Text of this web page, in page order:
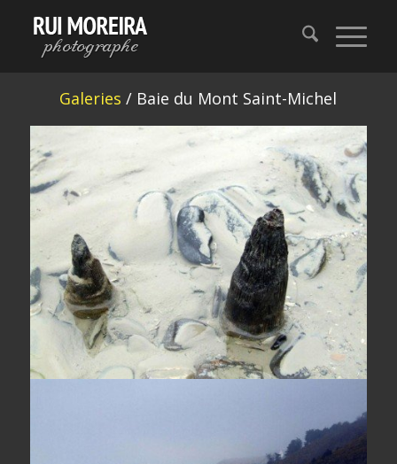
Galeries / Baie du Mont Saint-Michel